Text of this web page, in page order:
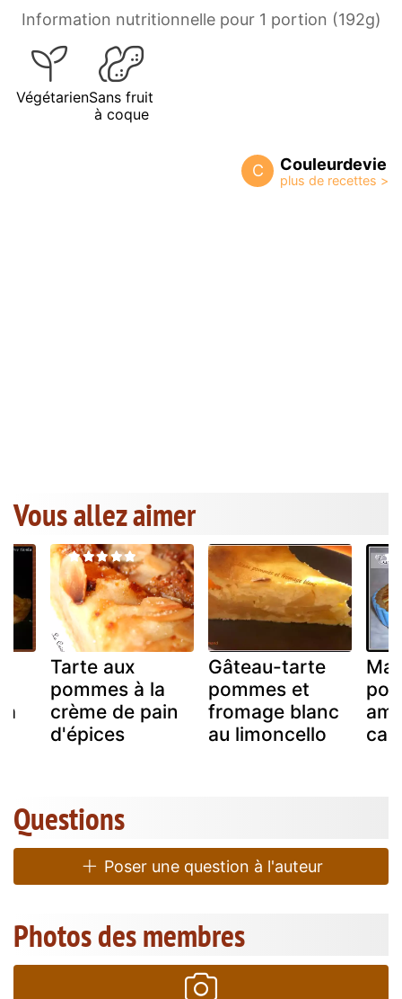
Information nutritionnelle pour 1 portion (192g)
VégétarienSans fruit
à coque
C Couleurdevie
Vous allez aimer
Tarte aux
pommes à la
crème de pain
d'épices
Gâteau-tarte
pommes et
fromage blanc
au limoncello
Ma
Questions
Poser une question à l'auteur
Photos des membres